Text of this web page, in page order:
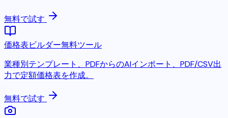
無料で試す
価格表ビルダー無料ツール
業種別テンプレート、PDFからのAIインポート、PDF/CSV出
力で定額価格表を作成。
無料で試す